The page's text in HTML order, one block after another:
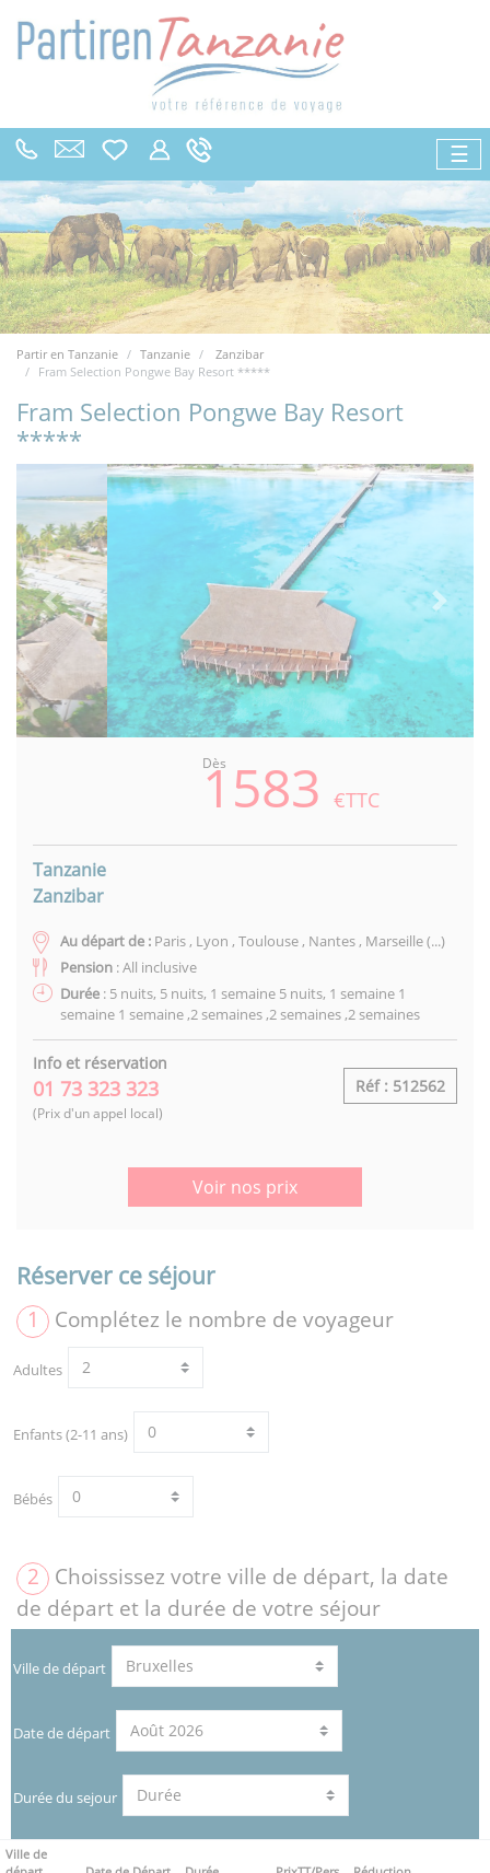
☰
Partir en Tanzanie Tanzanie
Zanzibar
Fram Selection Pongwe Bay Resort *****
Fram Selection Pongwe Bay Resort
*****
Previous Next
Dès
1583€TTC
Tanzanie
Zanzibar
Au départ de : Paris , Lyon , Toulouse , Nantes , Marseille (...)
Pension : All inclusive
Durée : 5 nuits, 5 nuits, 1 semaine 5 nuits, 1 semaine 1
semaine 1 semaine ,2 semaines ,2 semaines ,2 semaines
Info et réservation
01 73 323 323
(Prix d'un appel local)
Réf : 512562
Voir nos prix
Réserver ce séjour
1 Complétez le nombre de voyageur
Adultes
Enfants (2-11 ans)
Bébés
2 Choississez votre ville de départ, la date
de départ et la durée de votre séjour
Ville de départ
Date de départ
Durée du sejour
Ville de